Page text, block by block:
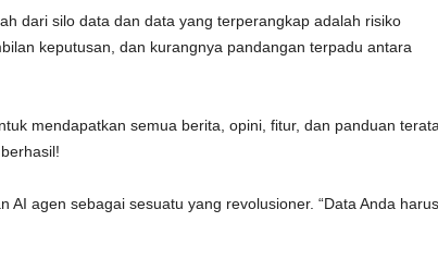
dari silo data dan data yang terperangkap adalah risiko
keputusan, dan kurangnya pandangan terpadu antara
mendapatkan semua berita, opini, fitur, dan panduan
AI agen sebagai sesuatu yang revolusioner. “Data Anda harus